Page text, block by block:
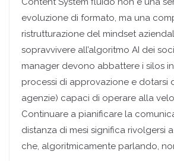
evoluzione di formato, ma una
ristrutturazione del mindset
sopravvivere all’algoritmo AI dei
manager devono abbattere i silos
processi di approvazione e dotarsi
agenzie) capaci di operare alla
Continuare a pianificare la
distanza di mesi significa rivolgersi
che, algoritmicamente parlando,